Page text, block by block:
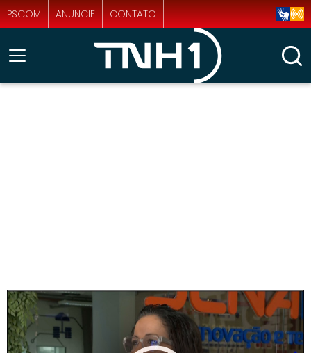
PSCOM ANUNCIE CONTATO